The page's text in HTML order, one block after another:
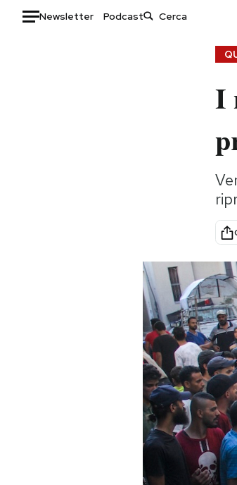
Newsletter Podcast
Consumismi
Storie/Idee
Ok Boomer!
Altrecose
Mondiali
I